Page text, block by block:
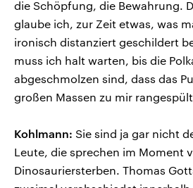
die Schöpfung, die Bewahrung.
glaube ich, zur Zeit etwas, was
ironisch distanziert geschildert
muss ich halt warten, bis die
abgeschmolzen sind, dass das
großen Massen zu mir
Kohlmann: Sie sind ja gar nicht
Leute, die sprechen im Moment
Dinosauriersterben. Thomas